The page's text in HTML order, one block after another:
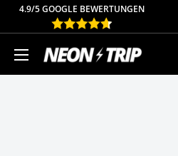
Direkt
zum
Inhalt
4.9/5 GOOGLE BEWERTUNGEN
NEONTRIP